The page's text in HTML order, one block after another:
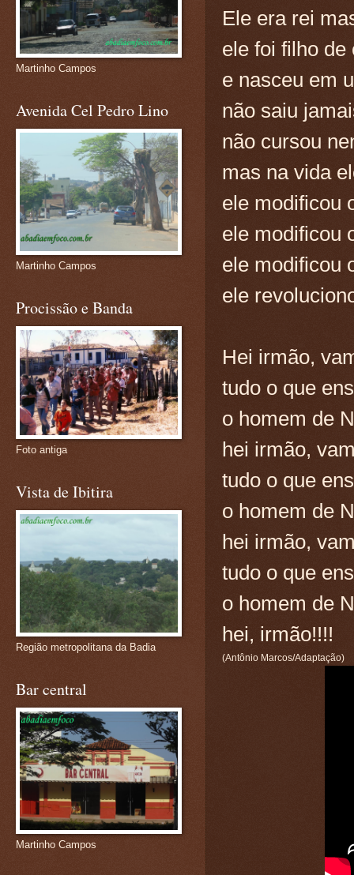
Ele era rei
ele foi filho de
e nasceu em
não saiu
não cursou
mas na vida
ele modificou
ele modificou
ele modificou
ele
Hei irmão,
tudo o que
o homem de
hei irmão,
tudo o que
o homem de
hei irmão,
tudo o que
o homem de
hei, irmão!!!!
(Antônio Marcos/Adaptação)
Martinho Campos
Avenida Cel Pedro Lino
Martinho Campos
Procissão e Banda
Foto antiga
Vista de Ibitira
Região metropolitana da Badia
Bar central
Martinho Campos